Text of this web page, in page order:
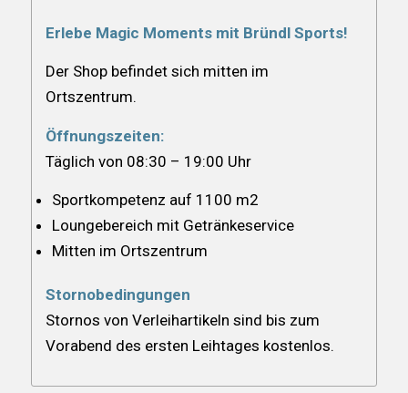
Erlebe Magic Moments mit Bründl Sports!
Der Shop befindet sich mitten im
Ortszentrum.
Öffnungszeiten:
Täglich von 08:30 – 19:00 Uhr
Sportkompetenz auf 1100 m2
Loungebereich mit Getränkeservice
Mitten im Ortszentrum
Stornobedingungen
Stornos von Verleihartikeln sind bis zum
Vorabend des ersten Leihtages kostenlos.